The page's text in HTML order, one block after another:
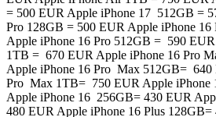
= 500 EUR Apple iPhone 17 512GB =
Pro 128GB = 500 EUR Apple iPhone
Apple iPhone 16 Pro 512GB = 590
1TB = 670 EUR Apple iPhone 16 Pro
Apple iPhone 16 Pro Max 512GB= 640
Pro Max 1TB= 750 EUR Apple iPhone
Apple iPhone 16 256GB= 430 EUR
480 EUR Apple iPhone 16 Plus